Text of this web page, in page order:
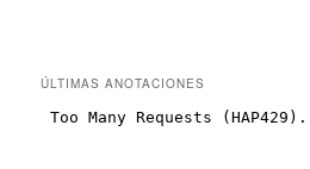
ÚLTIMAS ANOTACIONES